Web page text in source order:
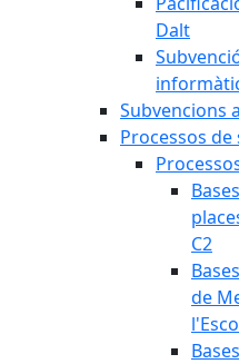
Dalt
Subvencions
Processos
C2
de